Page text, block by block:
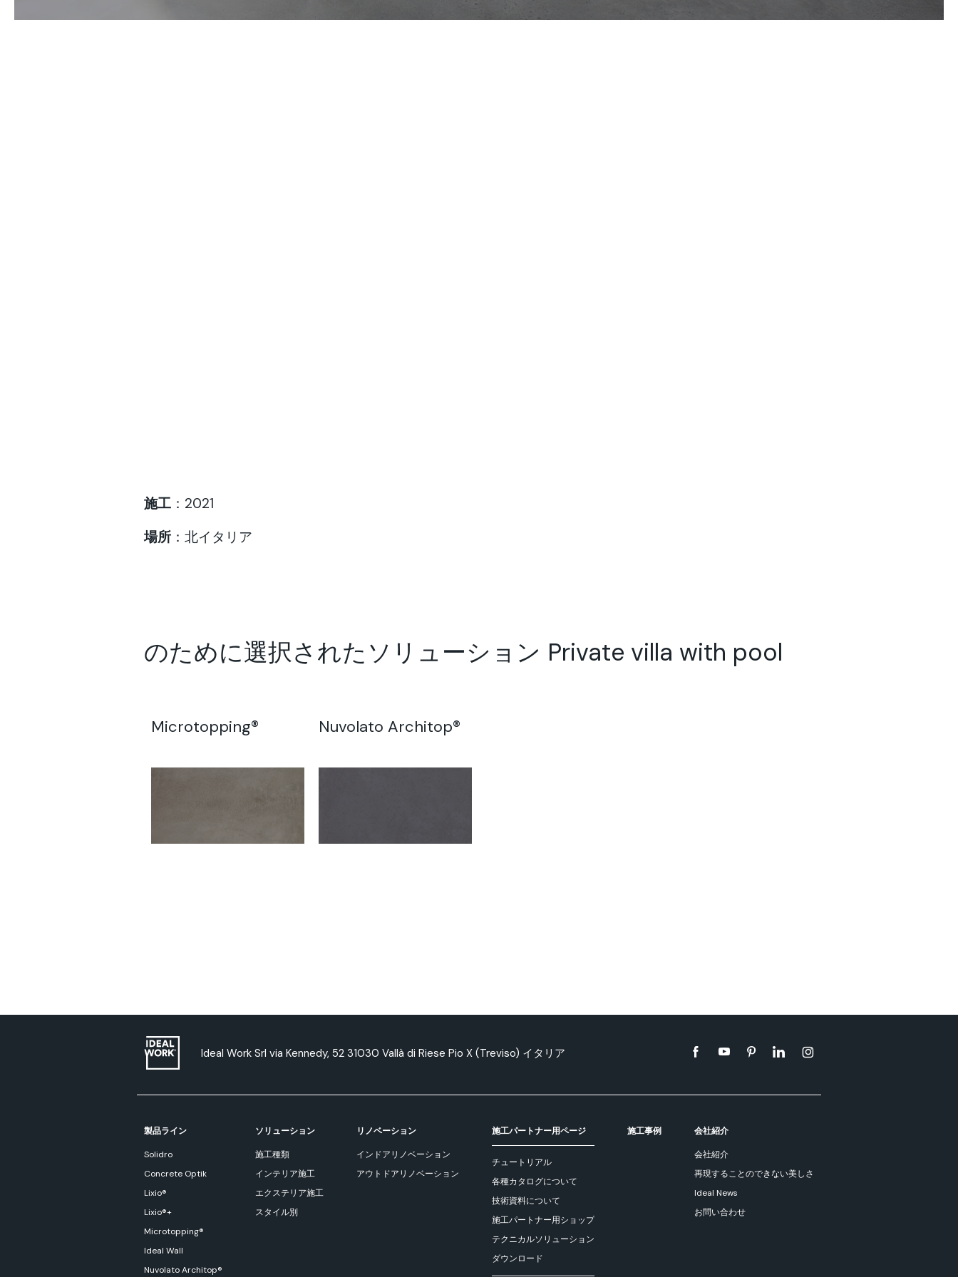
施工 ：2021
場所 ：北イタリア
のために選択されたソリューション Private villa with pool
Microtopping® Nuvolato Architop®
Ideal Work Srl via Kennedy, 52 31030 Vallà di Riese Pio X (Treviso) イタリア
製品ライン
Solidro
Concrete Optik
Lixio®
Lixio®+
Microtopping®
Ideal Wall
Nuvolato Architop®
ソリューション
施工種類
インテリア施工
エクステリア施工
スタイル別
リノベーション
インドアリノベーション
アウトドアリノベーション
施工パートナー用ページ
チュートリアル
各種カタログについて
技術資料について
施工パートナー用ショップ
テクニカルソリューション
ダウンロード
施工事例 会社紹介
会社紹介
再現することのできない美しさ
Ideal News
お問い合わせ